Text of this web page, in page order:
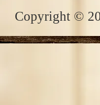
Copyright ©